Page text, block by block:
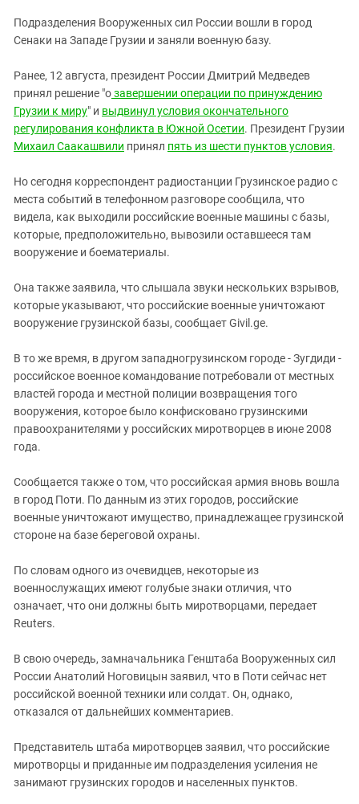
КАВКАЗ ЗА ПАЛЕСТИНУ
ИНАКОМЫСЛИЕ В ЧЕЧНЕ
МОБИЛИЗАЦИЯ И ПРОТЕСТЫ
Ингушетия
Калмыкия
Карачаево-Черкесия
Краснодарский край
Российская Федерация
Ростовская область
Северная Осетия - Алания
СКФО
Ставропольский край
Чечня
Южный Кавказ
Подразделения Вооруженных сил России вошли в город
Сенаки на Западе Грузии и заняли военную базу.
Ранее, 12 августа, президент России Дмитрий Медведев
принял решение "озавершении операции по принуждению
Грузии к миру" и выдвинул условия окончательного
регулирования конфликта в Южной Осетии. Президент Грузии
Михаил Саакашвили принял пять из шести пунктов условия.
Но сегодня корреспондент радиостанции Грузинское радио с
места событий в телефонном разговоре сообщила, что
видела, как выходили российские военные машины с базы,
которые, предположительно, вывозили оставшееся там
вооружение и боематериалы.
Она также заявила, что слышала звуки нескольких взрывов,
которые указывают, что российские военные уничтожают
вооружение грузинской базы, сообщает Givil.ge.
В то же время, в другом западногрузинском городе - Зугдиди -
российское военное командование потребовали от местных
властей города и местной полиции возвращения того
вооружения, которое было конфисковано грузинскими
правоохранителями у российских миротворцев в июне 2008
года.
Сообщается также о том, что российская армия вновь вошла
в город Поти. По данным из этих городов, российские
военные уничтожают имущество, принадлежащее грузинской
стороне на базе береговой охраны.
По словам одного из очевидцев, некоторые из
военнослужащих имеют голубые знаки отличия, что
означает, что они должны быть миротворцами, передает
Reuters.
В свою очередь, замначальника Генштаба Вооруженных сил
России Анатолий Ноговицын заявил, что в Поти сейчас нет
российской военной техники или солдат. Он, однако,
отказался от дальнейших комментариев.
Представитель штаба миротворцев заявил, что российские
миротворцы и приданные им подразделения усиления не
занимают грузинских городов и населенных пунктов.